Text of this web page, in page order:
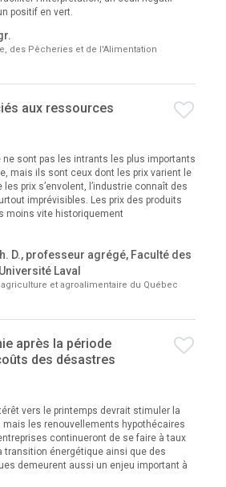
positif en vert.
des Pêcheries et de l'Alimentation
aux ressources
ne sont pas les intrants les plus importants
mais ils sont ceux dont les prix varient le
les prix s’envolent, l’industrie connaît des
imprévisibles. Les prix des produits
moins vite historiquement
D., professeur agrégé, Faculté des
Laval
et agroalimentaire du Québec
après la période
des désastres
vers le printemps devrait stimuler la
mais les renouvellements hypothécaires
continueront de se faire à taux
transition énergétique ainsi que des
demeurent aussi un enjeu important à